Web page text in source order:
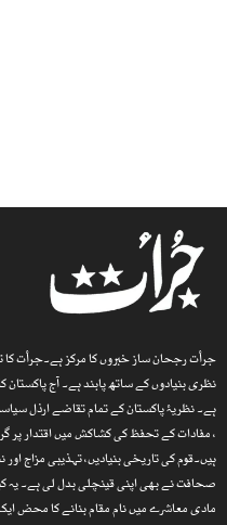
جرأت رجحان ساز خبروں کا مرکز ہے۔جرأت کا
نظری بنیادوں کے ساتھ پابند ہے۔ آج
ہے۔ نظریۂ پاکستان کے تمام تقاضے ارذل
، مفادات کے تحفظ کی کشاکش میں اقتدار پر
ہیں۔قوم کی تاریخی بنیادیں، تہذیبی
صحافت نے بھی اپنی قینچلی بدل لی ہے۔ یہ
مادی معاشرے میں نام مقام بنانے کا محض